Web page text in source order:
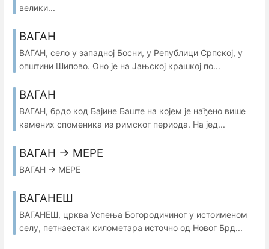
велики...
ВАГАН
ВАГАН, село у западној Босни, у Републици Српској, у
општини Шипово. Оно је на Јањској крашкој по...
ВАГАН
ВАГАН, брдо код Бајине Баште на којем је нађено више
камених споменика из римског периода. На јед...
ВАГАН → МЕРЕ
ВАГАН → МЕРЕ
ВАГАНЕШ
ВАГАНЕШ, црква Успења Богородичиног у истоименом
селу, петнаестак километара источно од Новог Брд...